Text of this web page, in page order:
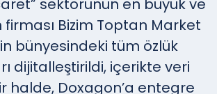
sektörünün en büyük ve
firması Bizim Toptan Market
bünyesindeki tüm özlük
dijitalleştirildi, içerikte veri
halde, Doxagon’a entegre